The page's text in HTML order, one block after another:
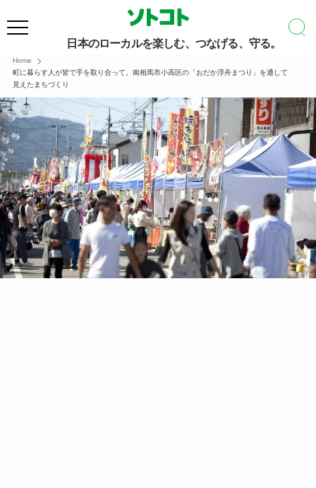
日本のローカルを楽しむ、つなげる、守る。
Home
町に暮らす人が皆で手を取り合って。南相馬市小高区の「おだか浮舟まつり」を通して
見えたまちづくり